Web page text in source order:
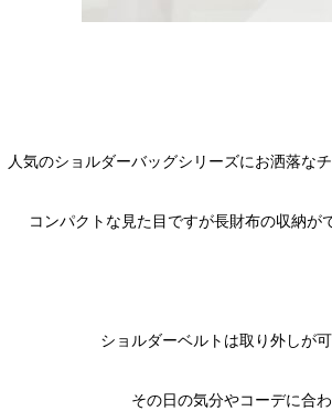
人気のショルダーバッグシリーズにお洒落な
コンパクトな見た目ですが長財布の収納が
ショルダーベルトは取り外しが
その日の気分やコーデに合